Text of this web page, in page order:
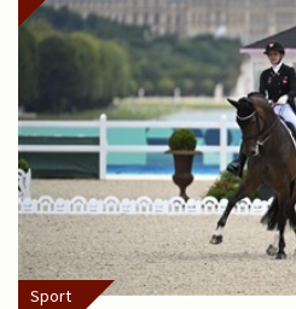
Sport